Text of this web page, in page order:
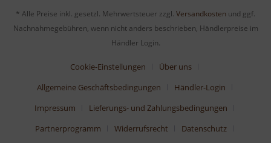
* Alle Preise inkl. gesetzl. Mehrwertsteuer zzgl. Versandkosten und ggf.
Nachnahmegebühren, wenn nicht anders beschrieben, Händlerpreise im
Händler Login.
Cookie-Einstellungen
Über uns
Allgemeine Geschäftsbedingungen
Händler-Login
Impressum
Lieferungs- und Zahlungsbedingungen
Partnerprogramm
Widerrufsrecht
Datenschutz